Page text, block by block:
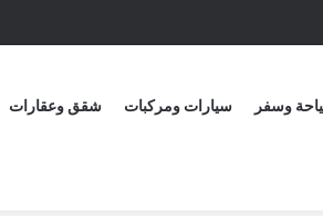
وسفر سيارات ومركبات شقق وعقارات